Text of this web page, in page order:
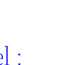
: